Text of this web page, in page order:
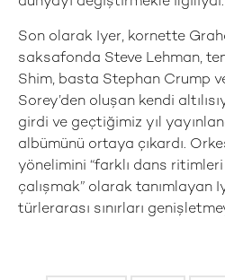
Son olarak Iyer, kornette
saksafonda Steve Lehman,
Shim, basta Stephan Crump
Sorey’den oluşan kendi
girdi ve geçtiğimiz yıl
albümünü ortaya çıkardı.
yönelimini “farklı dans
çalışmak” olarak tanımlayan
türlerarası sınırları